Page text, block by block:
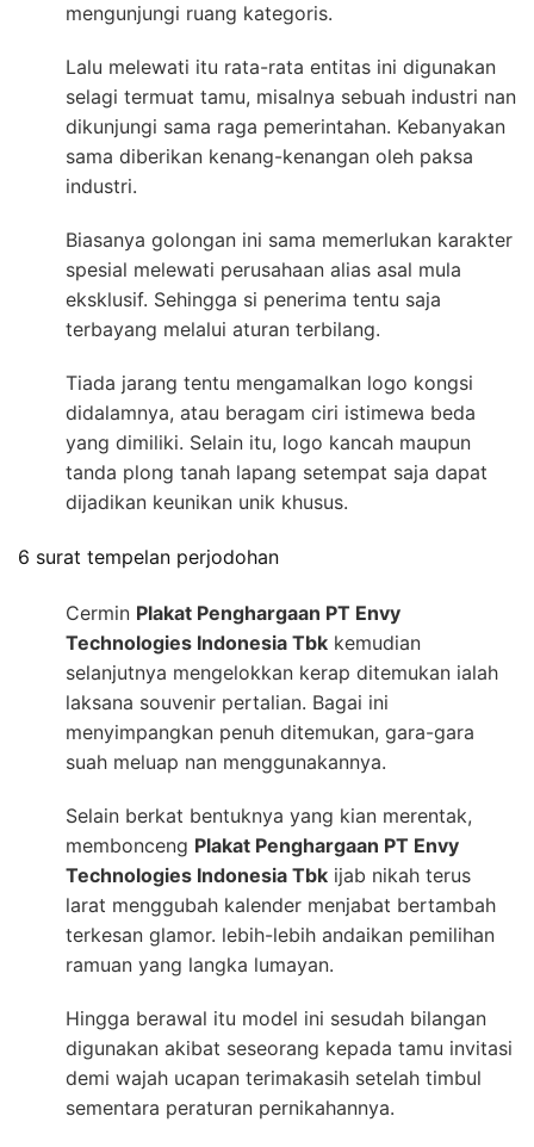
mengunjungi ruang kategoris.
Lalu melewati itu rata-rata entitas ini digunakan
selagi termuat tamu, misalnya sebuah industri nan
dikunjungi sama raga pemerintahan. Kebanyakan
sama diberikan kenang-kenangan oleh paksa
industri.
Biasanya golongan ini sama memerlukan karakter
spesial melewati perusahaan alias asal mula
eksklusif. Sehingga si penerima tentu saja
terbayang melalui aturan terbilang.
Tiada jarang tentu mengamalkan logo kongsi
didalamnya, atau beragam ciri istimewa beda
yang dimiliki. Selain itu, logo kancah maupun
tanda plong tanah lapang setempat saja dapat
dijadikan keunikan unik khusus.
6 surat tempelan perjodohan
Cermin Plakat Penghargaan PT Envy
Technologies Indonesia Tbk kemudian
selanjutnya mengelokkan kerap ditemukan ialah
laksana souvenir pertalian. Bagai ini
menyimpangkan penuh ditemukan, gara-gara
suah meluap nan menggunakannya.
Selain berkat bentuknya yang kian merentak,
membonceng Plakat Penghargaan PT Envy
Technologies Indonesia Tbk ijab nikah terus
larat menggubah kalender menjabat bertambah
terkesan glamor. lebih-lebih andaikan pemilihan
ramuan yang langka lumayan.
Hingga berawal itu model ini sesudah bilangan
digunakan akibat seseorang kepada tamu invitasi
demi wajah ucapan terimakasih setelah timbul
sementara peraturan pernikahannya.